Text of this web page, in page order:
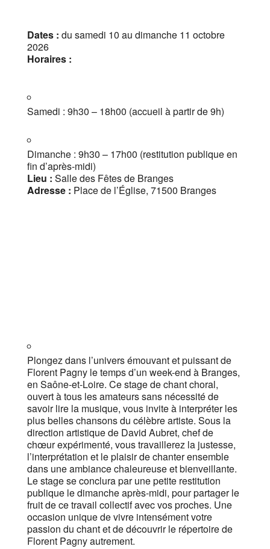
Dates : du samedi 10 au dimanche 11 octobre
2026
Horaires :
Samedi : 9h30 – 18h00 (accueil à partir de 9h)
Dimanche : 9h30 – 17h00 (restitution publique en
fin d’après-midi)
Lieu : Salle des Fêtes de Branges
Adresse : Place de l’Église, 71500 Branges
Plongez dans l’univers émouvant et puissant de
Florent Pagny le temps d’un week-end à Branges,
en Saône-et-Loire. Ce stage de chant choral,
ouvert à tous les amateurs sans nécessité de
savoir lire la musique, vous invite à interpréter les
plus belles chansons du célèbre artiste. Sous la
direction artistique de David Aubret, chef de
chœur expérimenté, vous travaillerez la justesse,
l’interprétation et le plaisir de chanter ensemble
dans une ambiance chaleureuse et bienveillante.
Le stage se conclura par une petite restitution
publique le dimanche après-midi, pour partager le
fruit de ce travail collectif avec vos proches. Une
occasion unique de vivre intensément votre
passion du chant et de découvrir le répertoire de
Florent Pagny autrement.